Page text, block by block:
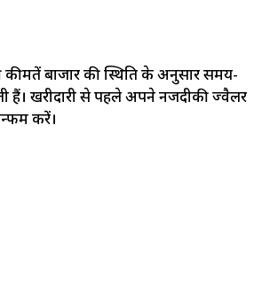
कीमतें बाजार की स्थिति के अनुसार समय-
हैं। खरीदारी से पहले अपने नजदीकी ज्वैलर
करें।